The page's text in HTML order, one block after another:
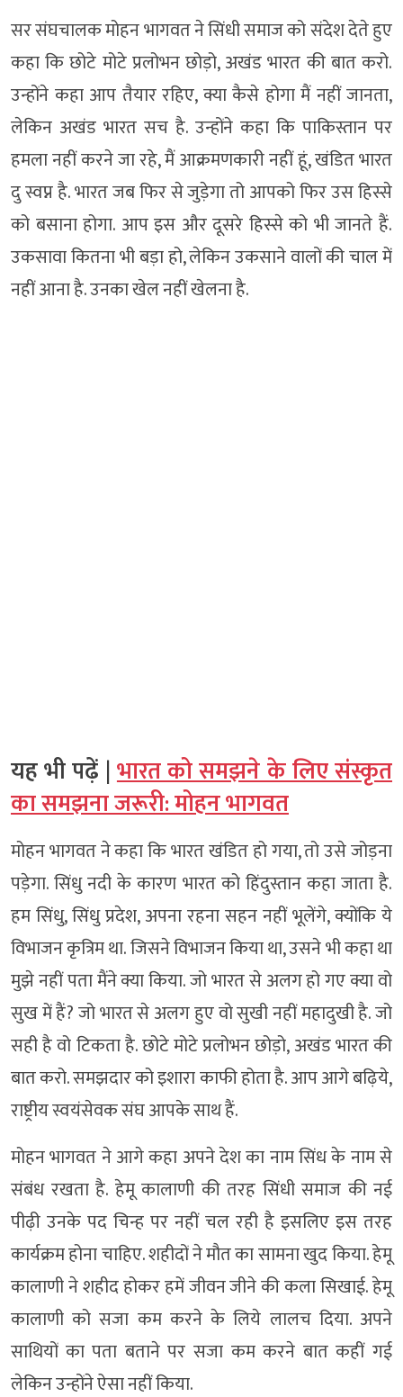
सर संघचालक मोहन भागवत ने सिंधी समाज को संदेश देते हुए
कहा कि छोटे मोटे प्रलोभन छोड़ो, अखंड भारत की बात करो.
उन्होंने कहा आप तैयार रहिए, क्या कैसे होगा मैं नहीं जानता,
लेकिन अखंड भारत सच है. उन्होंने कहा कि पाकिस्तान पर
हमला नहीं करने जा रहे, मैं आक्रमणकारी नहीं हूं, खंडित भारत
दु स्वप्न है. भारत जब फिर से जुड़ेगा तो आपको फिर उस हिस्से
को बसाना होगा. आप इस और दूसरे हिस्से को भी जानते हैं.
उकसावा कितना भी बड़ा हो, लेकिन उकसाने वालों की चाल में
नहीं आना है. उनका खेल नहीं खेलना है.
यह भी पढ़ें |भारत को समझने के लिए संस्कृत
का समझना जरूरी: मोहन भागवत
मोहन भागवत ने कहा कि भारत खंडित हो गया, तो उसे जोड़ना
पड़ेगा. सिंधु नदी के कारण भारत को हिंदुस्तान कहा जाता है.
हम सिंधु, सिंधु प्रदेश, अपना रहना सहन नहीं भूलेंगे, क्योंकि ये
विभाजन कृत्रिम था. जिसने विभाजन किया था, उसने भी कहा था
मुझे नहीं पता मैंने क्या किया. जो भारत से अलग हो गए क्या वो
सुख में हैं? जो भारत से अलग हुए वो सुखी नहीं महादुखी है. जो
सही है वो टिकता है. छोटे मोटे प्रलोभन छोड़ो, अखंड भारत की
बात करो. समझदार को इशारा काफी होता है. आप आगे बढ़िये,
राष्ट्रीय स्वयंसेवक संघ आपके साथ हैं.
मोहन भागवत ने आगे कहा अपने देश का नाम सिंध के नाम से
संबंध रखता है. हेमू कालाणी की तरह सिंधी समाज की नई
पीढ़ी उनके पद चिन्ह पर नहीं चल रही है इसलिए इस तरह
कार्यक्रम होना चाहिए. शहीदों ने मौत का सामना खुद किया. हेमू
कालाणी ने शहीद होकर हमें जीवन जीने की कला सिखाई. हेमू
कालाणी को सजा कम करने के लिये लालच दिया. अपने
साथियों का पता बताने पर सजा कम करने बात कहीं गई
लेकिन उन्होंने ऐसा नहीं किया.